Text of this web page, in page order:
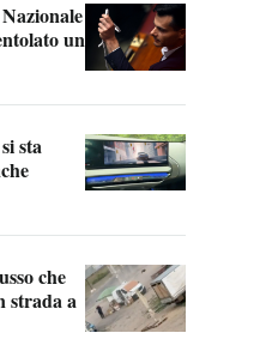
un
sta
che
strada a